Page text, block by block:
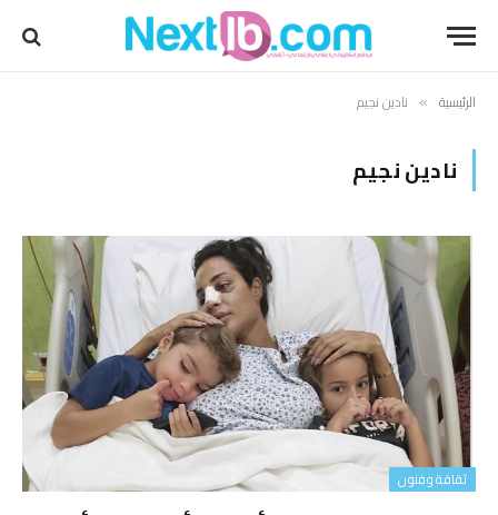
الرئيسية » نادين نجيم
نادين نجيم
ثقافة وفنون